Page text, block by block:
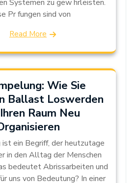
Systemen zu gew hrleisten.
Pr fungen sind von
Read More
Wie Sie
Ballast Loswerden
Raum Neu
ist ein Begriff, der heutzutage
in den Alltag der Menschen
bedeutet Abrissarbeiten und
uns von Bedeutung? In einer